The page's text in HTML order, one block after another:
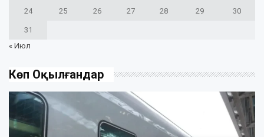
24 25 26 27 28 29 30
31
« Июл
Көп Оқылғандар